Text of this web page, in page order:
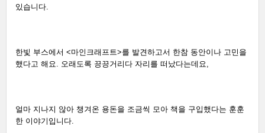
있습니다.
한빛 부스에서 <마인크래프트>를 발견하고서 한참 동안이나 고민을
했다고 해요. 오래도록 끙끙거리다 자리를 떠났다는데요,
얼마 지나지 않아 챙겨온 용돈을 조금씩 모아 책을 구입했다는 훈훈
한 이야기입니다.